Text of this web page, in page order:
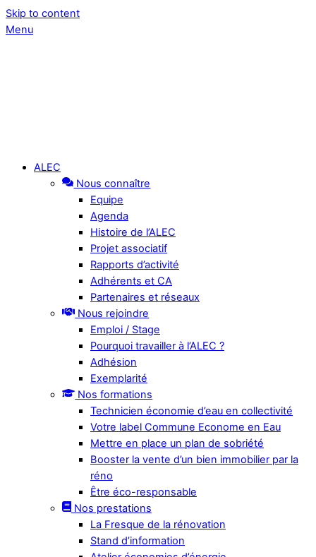
Skip to content
Menu
ALEC
Nous connaître
Equipe
Agenda
Histoire de l’ALEC
Projet associatif
Rapports d’activité
Adhérents et CA
Partenaires et réseaux
Nous rejoindre
Emploi / Stage
Pourquoi travailler à l’ALEC ?
Adhésion
Exemplarité
Nos formations
Technicien économie d’eau en collectivité
Votre label Commune Econome en Eau
Mettre en place un plan de sobriété
Booster la vente d’un bien immobilier par la
réno
Être éco-responsable
Nos prestations
La Fresque de la rénovation
Stand d’information